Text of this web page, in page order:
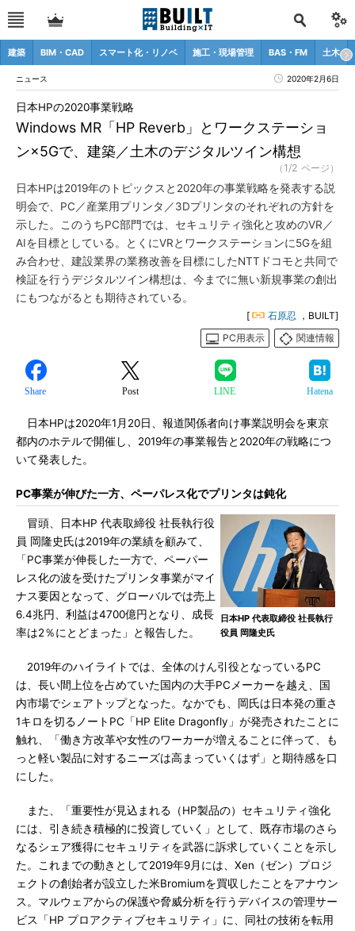
建築 BIM・CAD スマート化・リノベ 施工・現場管理 BAS・FM 土木
ニュース 2020年2月6日
Windows MR「HP Reverb」とワークステーショ
ン×5Gで、建築／土木のデジタルツイン構想
日本HPの2020事業戦略
（1/2 ページ）
日本HPは2019年のトピックスと2020年の事業戦略を発表する説
明会で、PC／産業用プリンタ／3Dプリンタのそれぞれの方針を
示した。このうちPC部門では、セキュリティ強化と攻めのVR／
AIを目標としている。とくにVRとワークステーションに5Gを組
み合わせ、建設業界の業務改善を目標にしたNTTドコモと共同で
検証を行うデジタルツイン構想は、今までに無い新規事業の創出
にもつながるとも期待されている。
[ 石原忍 ，BUILT]
PC用表示
関連情報
Share Post LINE Hatena
日本HPは2020年1月20日、報道関係者向け事業説明会を東京
都内のホテルで開催し、2019年の事業報告と2020年の戦略につ
いて発表した。
PC事業が伸びた一方、ペーパレス化でプリンタは鈍化
日本HP 代表取締役 社長執行
役員 岡隆史氏
冒頭、日本HP 代表取締役 社長執行役
員 岡隆史氏は2019年の業績を顧みて、
「PC事業が伸長した一方で、ペーパー
レス化の波を受けたプリンタ事業がマイ
ナス要因となって、グローバルでは売上
6.4兆円、利益は4700億円となり、成長
率は2％にとどまった」と報告した。
2019年のハイライトでは、全体のけん引役となっているPC
は、長い間上位を占めていた国内の大手PCメーカーを越え、国
内市場でシェアトップとなった。なかでも、岡氏は日本発の重さ
1キロを切るノートPC「HP Elite Dragonfly」が発売されたことに
触れ、「働き方改革や女性のワーカーが増えることに伴って、も
っと軽い製品に対するニーズは高まっていくはず」と期待感を口
にした。
また、「重要性が見込まれる（HP製品の）セキュリティ強化
には、引き続き積極的に投資していく」として、既存市場のさら
なるシェア獲得にセキュリティを武器に訴求していくことを示し
た。これまでの動きとして2019年9月には、Xen（ゼン）プロジ
ェクトの創始者が設立した米Bromiumを買収したことをアナウン
ス。マルウェアからの保護や脅威分析を行うデバイスの管理サー
ビス「HP プロアクティブセキュリティ」に、同社の技術を転用